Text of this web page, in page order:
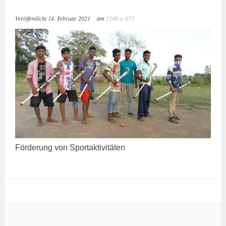
Veröffentlicht 14. Februar 2021 am 1200 × 675
För­de­rung von Sportaktivitäten